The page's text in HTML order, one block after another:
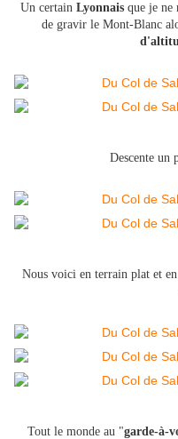
Un certain Lyonnais que je ne
de gravir le Mont-Blanc
Descente un
Nous voici en terrain plat et
Tout le monde au "garde-à-